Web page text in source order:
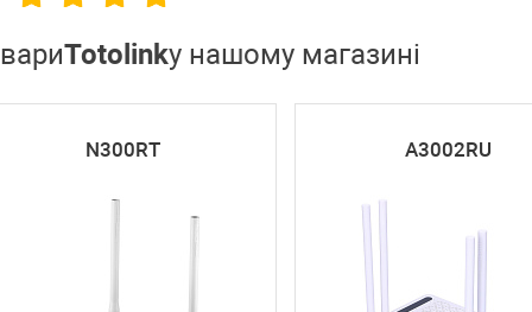
Totolinkу нашому магазині
N300RT A3002RU